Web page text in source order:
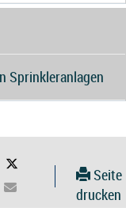
Sprinkleranlagen
Seite
drucken